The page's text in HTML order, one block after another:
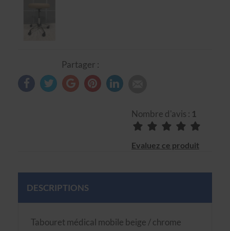
Partager :
Nombre d'avis : 1
Evaluez ce produit
DESCRIPTIONS
Tabouret médical mobile beige / chrome